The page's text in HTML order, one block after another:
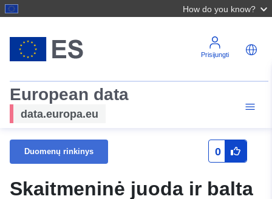
How do you know?
Prisijungti
European data
data.europa.eu
Duomenų rinkinys 0
Skaitmeninė juoda ir balta